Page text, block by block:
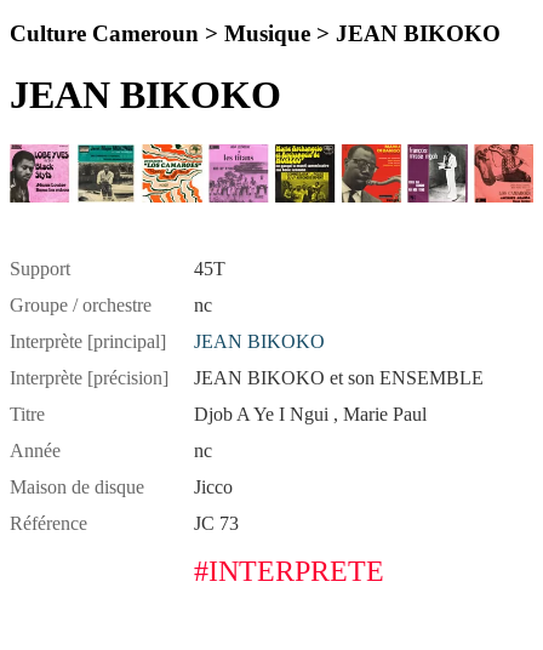
Culture Cameroun > Musique > JEAN BIKOKO
JEAN BIKOKO
Support
45T
Groupe / orchestre
nc
Interprète [principal]
JEAN BIKOKO
Interprète [précision]
JEAN BIKOKO et son ENSEMBLE
Titre
Djob A Ye I Ngui , Marie Paul
Année
nc
Maison de disque
Jicco
Référence
JC 73
#INTERPRETE